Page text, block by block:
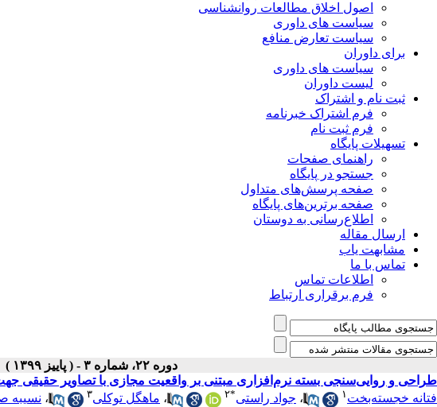
اصول اخلاق مطالعات روانشناسی
سیاست های داوری
سیاست تعارض منافع
برای داوران
سیاست های داوری
لیست داوران
ثبت نام و اشتراک
فرم اشتراک خبرنامه
فرم ثبت نام
تسهیلات پایگاه
راهنمای صفحات
جستجو در پایگاه
صفحه پرسش‌های متداول
صفحه برترین‌های پایگاه
اطلاع‌رسانی به دوستان
ارسال مقاله
مشابهت یاب
تماس با ما
اطلاعات تماس
فرم برقراری ارتباط
دوره ۲۲، شماره ۳ - ( پاییز ۱۳۹۹ )
طراحی و روایی‌سنجی بسته نرم‌افزاری مبتنی بر واقعیت مجازی با تصاویر حقیقی
فتانه خجسته‌بخت ۱ ، جواد راستی*۲ ، ماهگل توکلی۳ ، نسیبه